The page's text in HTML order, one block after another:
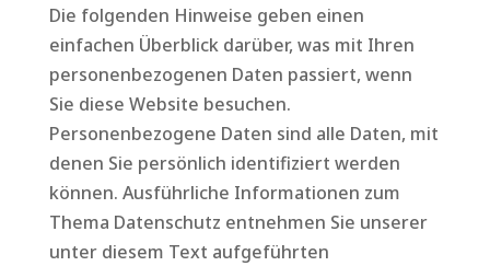
Die folgenden Hinweise geben einen
einfachen Überblick darüber, was mit Ihren
personenbezogenen Daten passiert, wenn
Sie diese Website besuchen.
Personenbezogene Daten sind alle Daten, mit
denen Sie persönlich identifiziert werden
können. Ausführliche Informationen zum
Thema Datenschutz entnehmen Sie unserer
unter diesem Text aufgeführten